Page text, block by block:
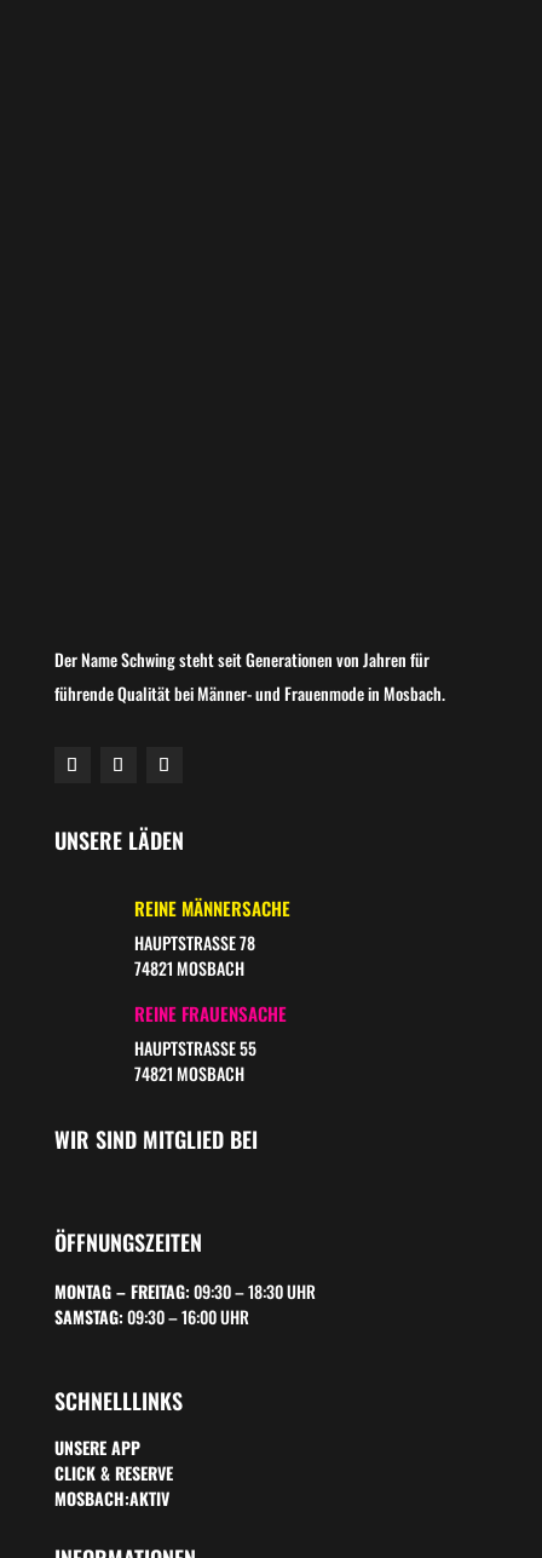
Der Name Schwing steht seit Generationen von Jahren für
führende Qualität bei Männer- und Frauenmode in Mosbach.
UNSERE LÄDEN
REINE MÄNNERSACHE
HAUPTSTRASSE 78
74821 MOSBACH
REINE FRAUENSACHE
HAUPTSTRASSE 55
74821 MOSBACH
WIR SIND MITGLIED BEI
ÖFFNUNGSZEITEN
MONTAG – FREITAG:09:30 – 18:30 UHR
SAMSTAG:09:30 – 16:00 UHR
SCHNELLLINKS
UNSERE APP
CLICK & RESERVE
MOSBACH:AKTIV